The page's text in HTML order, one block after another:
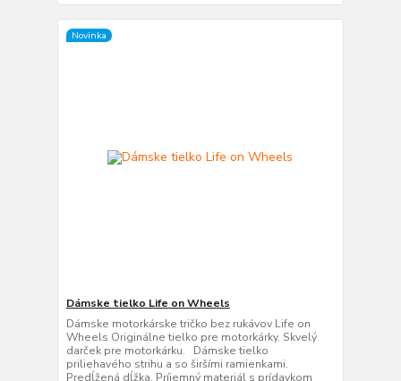
Novinka
Dámske tielko Life on Wheels
Dámske motorkárske tričko bez rukávov Life on
Wheels Originálne tielko pre motorkárky. Skvelý
darček pre motorkárku. Dámske tielko
priliehavého strihu a so širšími ramienkami.
Predĺžená dĺžka. Príjemný materiál s prídavkom